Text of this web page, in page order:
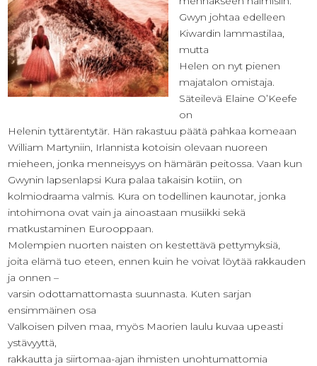
Gwyn johtaa edelleen
Kiwardin lammastilaa,
mutta
Helen on nyt pienen
majatalon omistaja.
Säteilevä Elaine O’Keefe
on
Helenin tyttärentytär. Hän rakastuu päätä pahkaa komeaan
William Martyniin, Irlannista kotoisin olevaan nuoreen
mieheen, jonka menneisyys on hämärän peitossa. Vaan kun
Gwynin lapsenlapsi Kura palaa takaisin kotiin, on
kolmiodraama valmis. Kura on todellinen kaunotar, jonka
intohimona ovat vain ja ainoastaan musiikki sekä
matkustaminen Eurooppaan.
Molempien nuorten naisten on kestettävä pettymyksiä,
joita elämä tuo eteen, ennen kuin he voivat löytää rakkauden
ja onnen –
varsin odottamattomasta suunnasta. Kuten sarjan
ensimmäinen osa
Valkoisen pilven maa, myös Maorien laulu kuvaa upeasti
ystävyyttä,
rakkautta ja siirtomaa-ajan ihmisten unohtumattomia